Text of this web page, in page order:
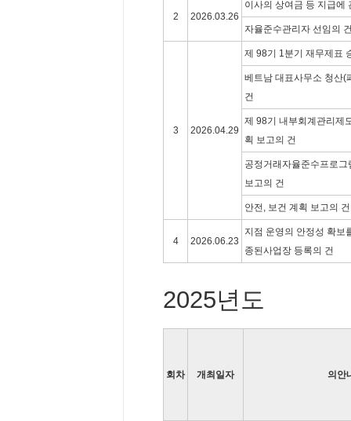
2 2026.03.26
이사의 상여금 등 지급에
자율준수관리자 선임의
3 2026.04.29
제 98기 1분기 재무제표
베트남 대표사무소 청산(
건
제 98기 내부회계관리제
획 보고의 건
공정거래자율준수프로그
보고의 건
안전, 보건 계획 보고의 건
4 2026.06.23
지점 운영의 안정성 확보
종된사업장 등록의 건
2025년도
회차 개최일자 의안